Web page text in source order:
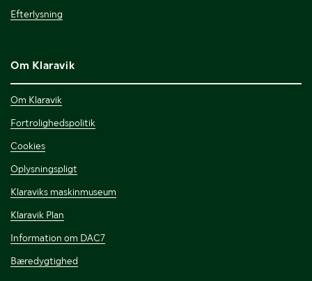
Efterlysning
Om Klaravik
Om Klaravik
Fortrolighedspolitik
Cookies
Oplysningspligt
Klaraviks maskinmuseum
Klaravik Plan
Information om DAC7
Bæredygtighed